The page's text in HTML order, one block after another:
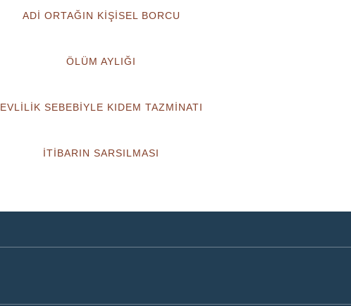
ADİ ORTAĞIN KİŞİSEL BORCU
ÖLÜM AYLIĞI
EVLİLİK SEBEBİYLE KIDEM TAZMİNATI
İTİBARIN SARSILMASI